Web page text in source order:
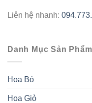
Liên hệ nhanh:
Danh Mục Sản Phẩm
Hoa Bó
Hoa Giỏ